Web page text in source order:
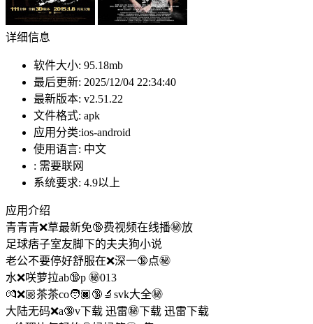
详细信息
软件大小: 95.18mb
最后更新: 2025/12/04 22:34:40
最新版本: v2.51.22
文件格式: apk
应用分类:ios-android
使用语言: 中文
: 需要联网
系统要求: 4.9以上
应用介绍
青青青❌草最新免🔞费视频在线播㊙️放
足球痞子室友脚下的夫夫狗小说
老公不要停好舒服在❌深一🔞点㊙️
水❌咲萝拉ab🔞p ㊙️013
💏❌🏼茶茶co🧑🏿🔞‍🔬svk大全㊙️
大陆无码❌a🔞v下载 迅雷㊙️下载 迅雷下载